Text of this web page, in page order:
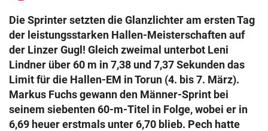
search
eingeben
© Krone Multimedia GmbH & Co KG 2026
Muthgasse 2, 1190 Wien
Die Sprinter setzten die Glanzlichter am ersten Tag
der leistungsstarken Hallen-Meisterschaften auf
der Linzer Gugl! Gleich zweimal unterbot Leni
Lindner über 60 m in 7,38 und 7,37 Sekunden das
Limit für die Hallen-EM in Torun (4. bis 7. März).
Markus Fuchs gewann den Männer-Sprint bei
seinem siebenten 60-m-Titel in Folge, wobei er in
6,69 heuer erstmals unter 6,70 blieb. Pech hatte